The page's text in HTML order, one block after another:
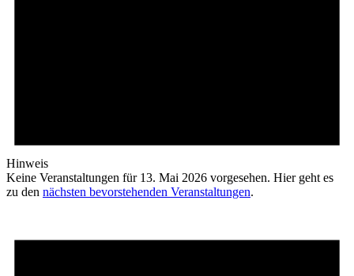
Hinweis
Keine Veranstaltungen für 13. Mai 2026 vorgesehen. Hier geht es
zu den nächsten bevorstehenden Veranstaltungen.